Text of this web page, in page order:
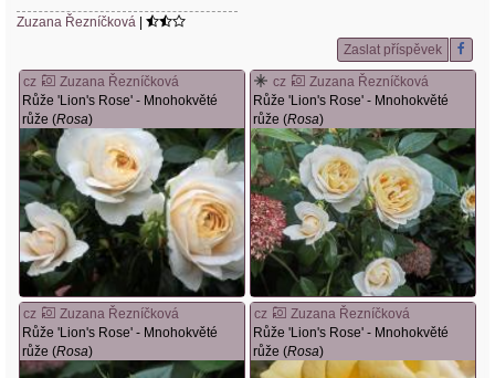
Zuzana Řezníčková |
Zaslat příspěvek
cz
Zuzana Řezníčková
Růže 'Lion's Rose' - Mnohokvěté
růže (Rosa)
cz
Zuzana Řezníčková
Růže 'Lion's Rose' - Mnohokvěté
růže (Rosa)
cz
Zuzana Řezníčková
Růže 'Lion's Rose' - Mnohokvěté
růže (Rosa)
cz
Zuzana Řezníčková
Růže 'Lion's Rose' - Mnohokvěté
růže (Rosa)